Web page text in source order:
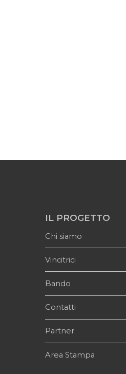
IL PROGETTO
Chi siamo
Vincitrici
Bando
Contatti
Partner
Area Stampa